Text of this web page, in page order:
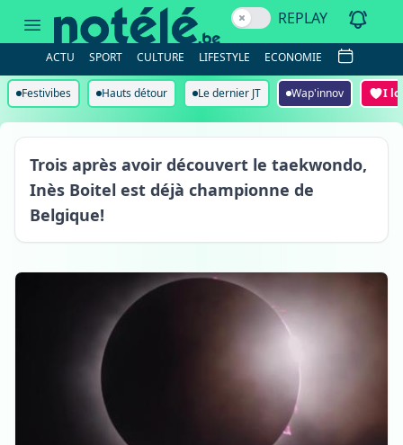
REPLAY
ACTU SPORT CULTURE LIFESTYLE ECONOMIE
Festivibes Hauts détour Le dernier JT Wap'innov I
Oeudeghien
Trois après avoir découvert le taekwondo,
Inès Boitel est déjà championne de
Belgique!